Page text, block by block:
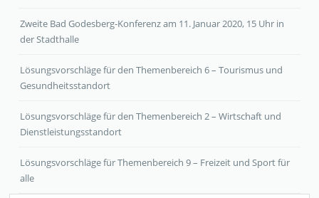
Zweite Bad Godesberg-Konferenz am 11. Januar 2020, 15 Uhr in
der Stadthalle
Lösungsvorschläge für den Themenbereich 6 – Tourismus und
Gesundheitsstandort
Lösungsvorschläge für den Themenbereich 2 – Wirtschaft und
Dienstleistungsstandort
Lösungsvorschläge für Themenbereich 9 – Freizeit und Sport für
alle